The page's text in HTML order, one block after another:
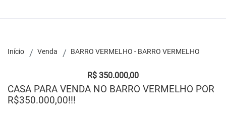
Início Venda BARRO VERMELHO - BARRO VERMELHO
R$ 350.000,00
CASA PARA VENDA NO BARRO VERMELHO POR
R$350.000,00!!!